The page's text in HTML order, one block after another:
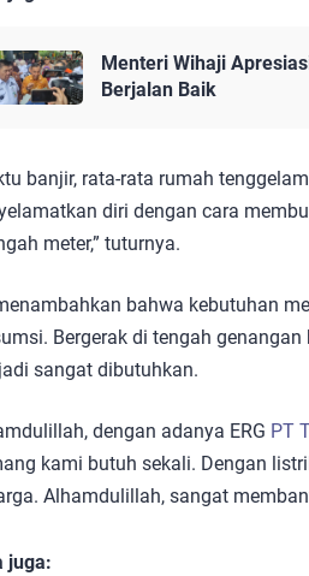
Menteri Wihaji
Berjalan Baik
banjir, rata-rata rumah
diri dengan cara
meter,” tuturnya.
bahwa kebutuhan
Bergerak di tengah
sangat dibutuhkan.
dengan adanya ERG PT
kami butuh sekali. Dengan
Alhamdulillah, sangat
juga: